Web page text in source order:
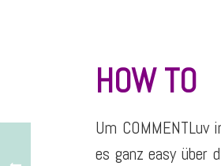
HOW TO
Um
es ganz easy über